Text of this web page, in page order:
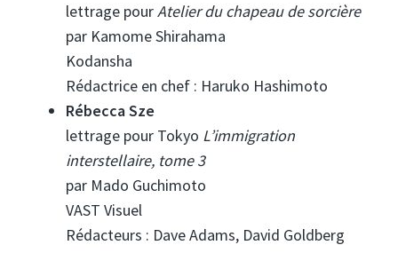
lettrage pourAtelier du chapeau de sorcière
par Kamome Shirahama
Kodansha
Rédactrice en chef : Haruko Hashimoto
Rébecca Sze
lettrage pour Tokyo L’immigration
interstellaire, tome 3
par Mado Guchimoto
VAST Visuel
Rédacteurs : Dave Adams, David Goldberg